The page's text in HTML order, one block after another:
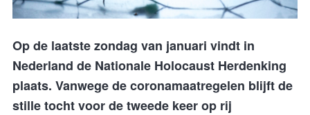
Op de laatste zondag van januari vindt in
Nederland de Nationale Holocaust Herdenking
plaats. Vanwege de coronamaatregelen blijft de
stille tocht voor de tweede keer op rij